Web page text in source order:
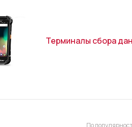
Терминалы сбора
По